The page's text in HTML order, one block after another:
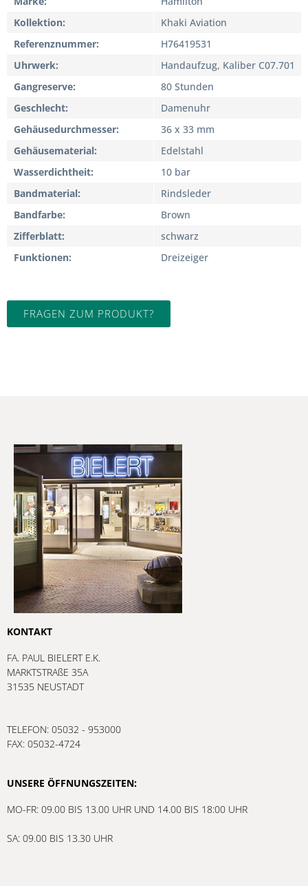
Kollektion
Khaki Aviation
Referenznummer
H76419531
Uhrwerk
Handaufzug, Kaliber C07.701
Gangreserve
80 Stunden
Geschlecht
Damenuhr
Gehäusedurchmesser
36 x 33 mm
Gehäusematerial
Edelstahl
Wasserdichtheit
10 bar
Bandmaterial
Rindsleder
Bandfarbe
Brown
Zifferblatt
schwarz
Funktionen
Dreizeiger
FRAGEN ZUM PRODUKT?
KONTAKT
FA. PAUL BIELERT E.K.
MARKTSTRAßE 35A
31535 NEUSTADT
TELEFON: 05032 - 953000
FAX: 05032-4724
UNSERE ÖFFNUNGSZEITEN:
MO-FR: 09.00 BIS 13.00 UHR UND 14.00 BIS 18:00 UHR
SA: 09.00 BIS 13.30 UHR